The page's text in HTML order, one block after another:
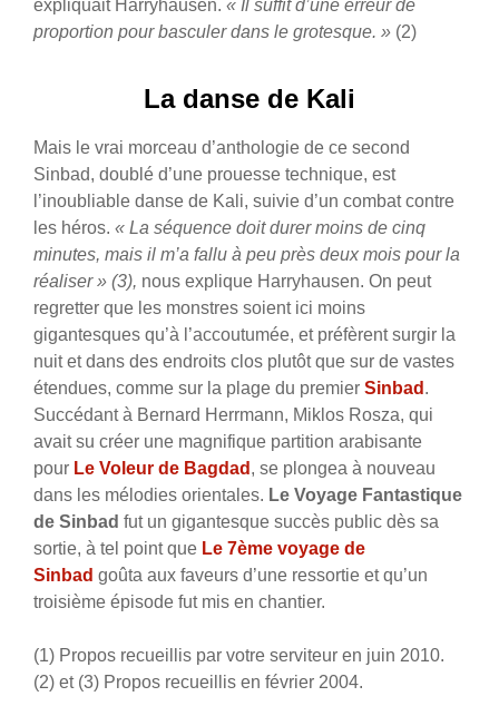
expliquait Harryhausen. « Il suffit d’une erreur de
proportion pour basculer dans le grotesque. » (2)
La danse de Kali
Mais le vrai morceau d’anthologie de ce second
Sinbad, doublé d’une prouesse technique, est
l’inoubliable danse de Kali, suivie d’un combat contre
les héros. « La séquence doit durer moins de cinq
minutes, mais il m’a fallu à peu près deux mois pour la
réaliser » (3), nous explique Harryhausen. On peut
regretter que les monstres soient ici moins
gigantesques qu’à l’accoutumée, et préfèrent surgir la
nuit et dans des endroits clos plutôt que sur de vastes
étendues, comme sur la plage du premier Sinbad .
Succédant à Bernard Herrmann, Miklos Rosza, qui
avait su créer une magnifique partition arabisante
pour Le Voleur de Bagdad , se plongea à nouveau
dans les mélodies orientales. Le Voyage Fantastique
de Sinbad fut un gigantesque succès public dès sa
sortie, à tel point que Le 7ème voyage de
Sinbad goûta aux faveurs d’une ressortie et qu’un
troisième épisode fut mis en chantier.
(1) Propos recueillis par votre serviteur en juin 2010.
(2) et (3) Propos recueillis en février 2004.